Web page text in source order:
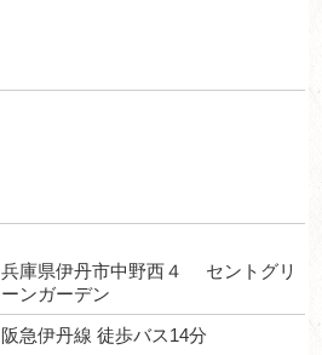
兵庫県伊丹市中野西４ セントグリ
ーンガーデン
阪急伊丹線 徒歩バス14分